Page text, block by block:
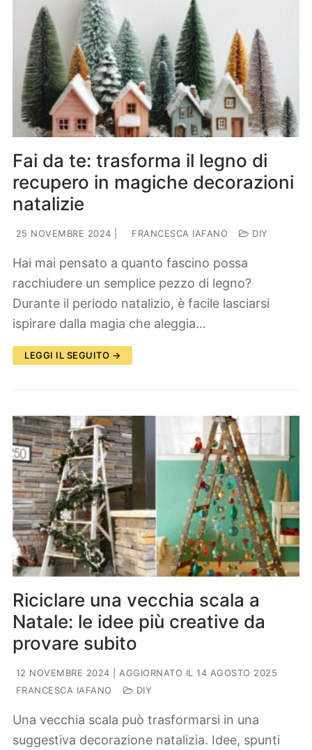
Fai da te: trasforma il legno di
recupero in magiche decorazioni
natalizie
25 NOVEMBRE 2024 FRANCESCA IAFANO DIY
Hai mai pensato a quanto fascino possa
racchiudere un semplice pezzo di legno?
Durante il periodo natalizio, è facile lasciarsi
ispirare dalla magia che aleggia…
LEGGI IL SEGUITO →
Riciclare una vecchia scala a
Natale: le idee più creative da
provare subito
12 NOVEMBRE 2024 | AGGIORNATO IL 14 AGOSTO 2025
FRANCESCA IAFANO
DIY
Una vecchia scala può trasformarsi in una
suggestiva decorazione natalizia. Idee, spunti